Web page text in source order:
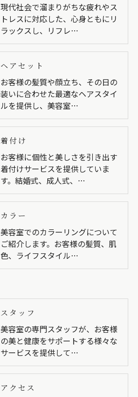
現代社会で溜まりがちな疲れやス
トレスに対応した、心身ともにリ
ラックスし、リフレ…
ヘアセット
お客様の髪質や顔立ち、その日の
装いに合わせた最適なヘアスタイ
ルを提供し、美容室…
着付け
お客様に個性と美しさを引き出す
着付けサービスを提供していま
す。結婚式、成人式、…
カラー
美容室でのカラーリングについて
ご紹介します。お客様の髪質、肌
色、ライフスタイル…
スタッフ
美容室の専門スタッフが、お客様
の美と健康をサポートする様々な
サービスを提供して…
アクセス